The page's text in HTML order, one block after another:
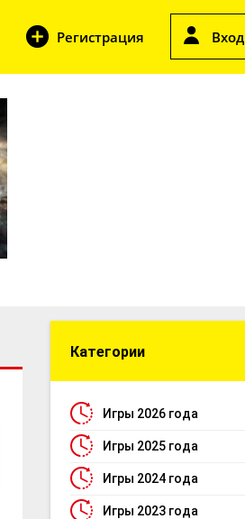
Регистрация Вход
Категории
Игры 2026 года
Игры 2025 года
Игры 2024 года
Игры 2023 года